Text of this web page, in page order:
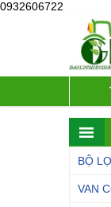
0932606722
BỘ
VAN